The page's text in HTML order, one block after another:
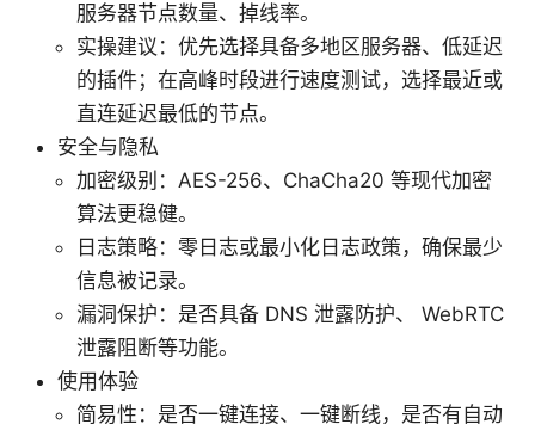
服务器节点数量、掉线率。
实操建议：优先选择具备多地区服务器、低延迟
的插件；在高峰时段进行速度测试，选择最近或
直连延迟最低的节点。
安全与隐私
加密级别：AES-256、ChaCha20 等现代加密
算法更稳健。
日志策略：零日志或最小化日志政策，确保最少
信息被记录。
漏洞保护：是否具备 DNS 泄露防护、 WebRTC
泄露阻断等功能。
使用体验
简易性：是否一键连接、一键断线，是否有自动